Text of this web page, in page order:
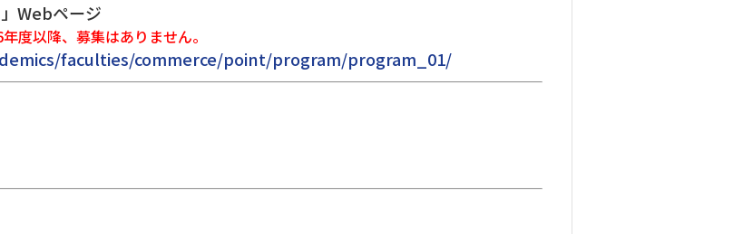
Webページ
度以降、募集はありません。
faculties/commerce/point/program/program_01/